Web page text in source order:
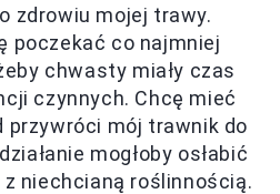
zdrowiu mojej trawy.
poczekać co najmniej
chwasty miały czas
czynnych. Chcę mieć
przywróci mój trawnik do
mogłoby osłabić
niechcianą roślinnością.